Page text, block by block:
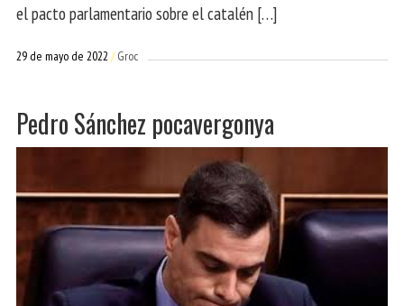
el pacto parlamentario sobre el catalén […]
29 de mayo de 2022 Groc
Pedro Sánchez pocavergonya